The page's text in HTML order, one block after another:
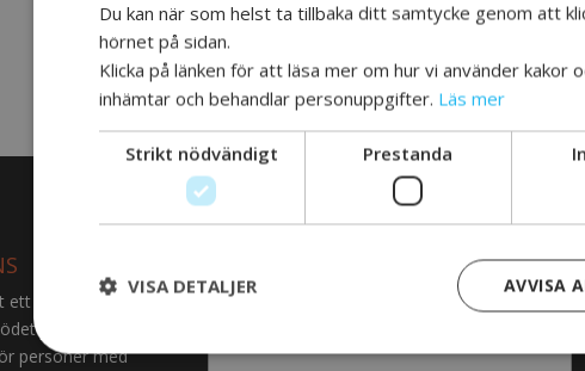
gemensamt
och
personer med
Du kan när som helst ta tillbaka ditt samtycke genom att
hörnet på sidan.
Klicka på länken för att läsa mer om hur vi använder kakor
inhämtar och behandlar personuppgifter. Läs mer
Strikt nödvändigt Prestanda
AVVISA
VISA DETALJER